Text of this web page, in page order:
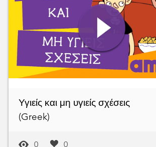
Υγιείς και μη υγιείς σχέσεις
(Greek)
0 0